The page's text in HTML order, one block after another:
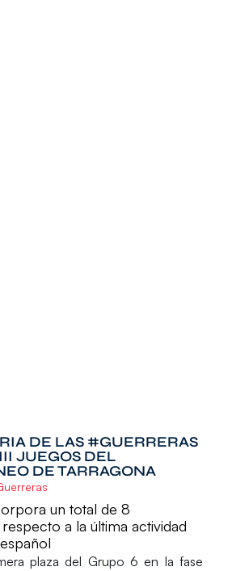
DE LAS #GUERRERAS
JUEGOS DEL
DE TARRAGONA
un total de 8
a la última actividad
plaza del Grupo 6 en la fase